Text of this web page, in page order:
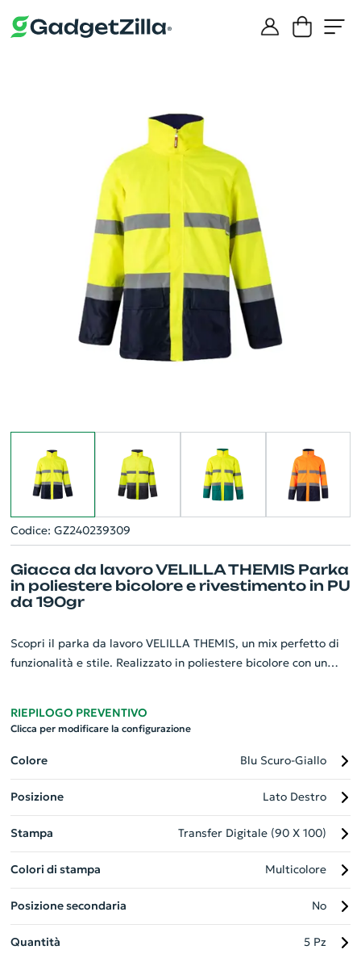
Codice: GZ240239309
Giacca da lavoro VELILLA THEMIS Parka
in poliestere bicolore e rivestimento in PU
da 190gr
Scopri il parka da lavoro VELILLA THEMIS, un mix perfetto di
funzionalità e stile. Realizzato in poliestere bicolore con un
una personalizzazione semplice e veloce, offre sicurezza grazie
a scomparsa e polsini a coste, il VELILLA THEMIS è pratico e
professionale. Disponibile in diverse taglie, è conforme agli
standard di sicurezza europei.
RIEPILOGO PREVENTIVO
Clicca per modificare la configurazione
Colore Blu Scuro-Giallo
Posizione Lato Destro
Stampa Transfer Digitale (90 X 100)
Colori di stampa Multicolore
Posizione secondaria No
Quantità 5 Pz